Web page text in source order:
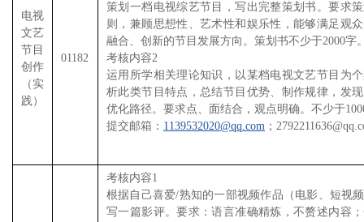
电视
文艺
节目
创作
（实
践）
01182
策划一档电视综艺节目，写出完整策划书。要求
则，兼顾思想性、艺术性和娱乐性，能够满足观
融合、创新的节目发展方向。策划书不少于2000字
考核内容2
运用所学相关理论知识，以某档电视文艺节目为
析此类节目特点，总结节目优势、制作规律，发
优化路径。要求点、面结合，观点明确。不少于
提交邮箱： 1139532020@qq.com ；
考核内容1
根据自己喜爱/熟知的一部视频作品（电影、短视
写一篇影评。要求：语言准确精炼，不赘述内容